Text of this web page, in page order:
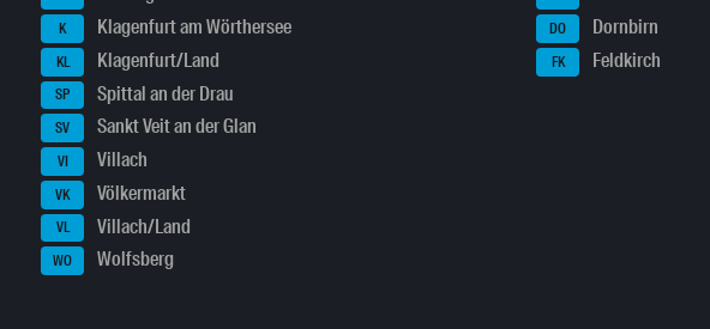
K Klagenfurt am Wörthersee
KL Klagenfurt/Land
SP Spittal an der Drau
SV Sankt Veit an der Glan
VI Villach
VK Völkermarkt
VL Villach/Land
WO Wolfsberg
DO Dornbirn
FK Feldkirch